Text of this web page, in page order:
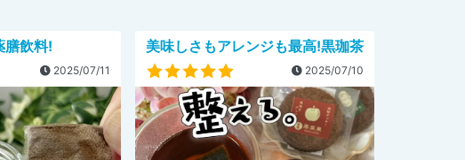
膳飲料!
2025/07/11
美味しさもアレンジも最高!黒珈茶
2025/07/10